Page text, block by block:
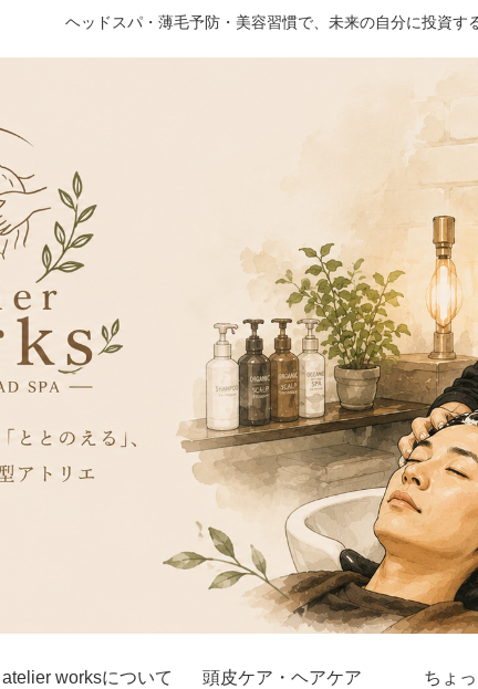
ヘッドスパ・薄毛予防・美容習慣で、未来の自分に投資する
atelier worksについて 頭皮ケア・ヘアケア ちょ